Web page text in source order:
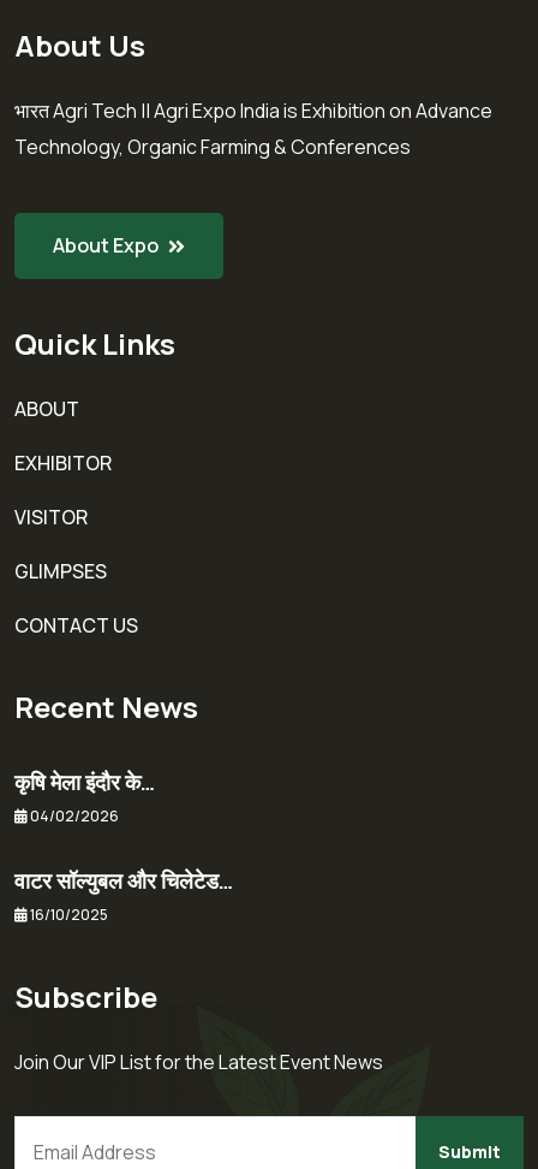
About Us
भारत Agri Tech || Agri Expo India is Exhibition on Advance
Technology, Organic Farming & Conferences
About Expo
Quick Links
ABOUT
EXHIBITOR
VISITOR
GLIMPSES
CONTACT US
Recent News
कृषि मेला इंदौर के…
04/02/2026
वाटर सॉल्युबल और चिलेटेड…
16/10/2025
Subscribe
Join Our VIP List for the Latest Event News